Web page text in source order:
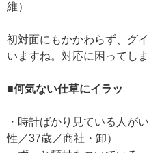
維）
初対面にもかかわらず、グ
いますね。対応に困ってしま
■何気ない仕草にイラッ
・時計ばかり見ている人が
性／37歳／商社・卸）